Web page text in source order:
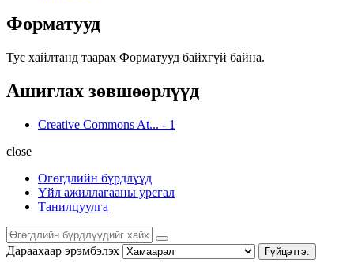
Форматууд
Тус хайлтанд таарах Форматууд байхгүй байна.
Ашиглах зөвшөөрлүүд
Creative Commons At... - 1
close
Өгөгдлийн бүрдлүүд
Үйл ажиллагааны урсгал
Танилцуулга
Дараахаар эрэмбэлэх Гүйцэтгэ.